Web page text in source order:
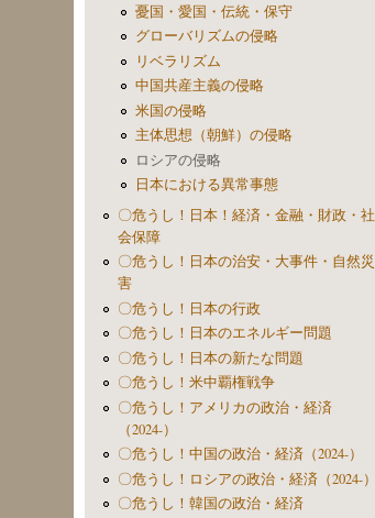
憂国・愛国・伝統・保守
グローバリズムの侵略
リベラリズム
中国共産主義の侵略
米国の侵略
主体思想（朝鮮）の侵略
ロシアの侵略
日本における異常事態
〇危うし！日本！経済・金融・財政・社
会保障
〇危うし！日本の治安・大事件・自然災
害
〇危うし！日本の行政
〇危うし！日本のエネルギー問題
〇危うし！日本の新たな問題
〇危うし！米中覇権戦争
〇危うし！アメリカの政治・経済
（2024-）
〇危うし！中国の政治・経済（2024-）
〇危うし！ロシアの政治・経済（2024-）
〇危うし！韓国の政治・経済